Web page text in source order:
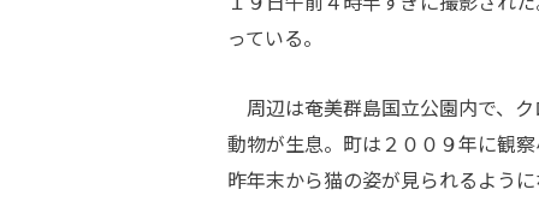
っている。
周辺は奄美群島国立公園内で、
動物が生息。町は２００９年に観
昨年末から猫の姿が見られるよう